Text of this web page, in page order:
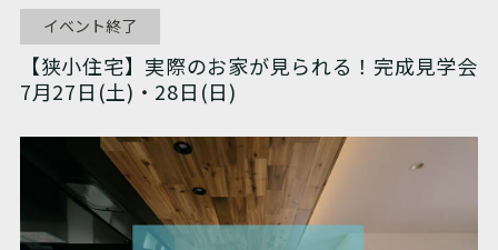
イベント終了
【狭小住宅】実際のお家が見られる！完成見学会
7月27日(土)・28日(日)